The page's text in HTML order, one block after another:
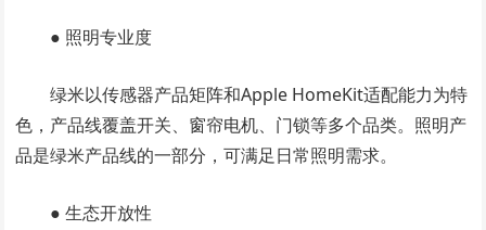
● 照明专业度
绿米以传感器产品矩阵和Apple HomeKit适配能力为特
色，产品线覆盖开关、窗帘电机、门锁等多个品类。照明产
品是绿米产品线的一部分，可满足日常照明需求。
● 生态开放性